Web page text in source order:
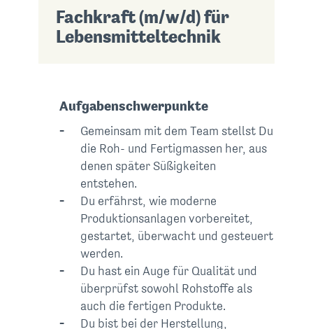
Fachkraft (m/w/d) für
Lebensmitteltechnik
Aufgabenschwerpunkte
Gemeinsam mit dem Team stellst Du
die Roh- und Fertigmassen her, aus
denen später Süßigkeiten
entstehen.
Du erfährst, wie moderne
Produktionsanlagen vorbereitet,
gestartet, überwacht und gesteuert
werden.
Du hast ein Auge für Qualität und
überprüfst sowohl Rohstoffe als
auch die fertigen Produkte.
Du bist bei der Herstellung,